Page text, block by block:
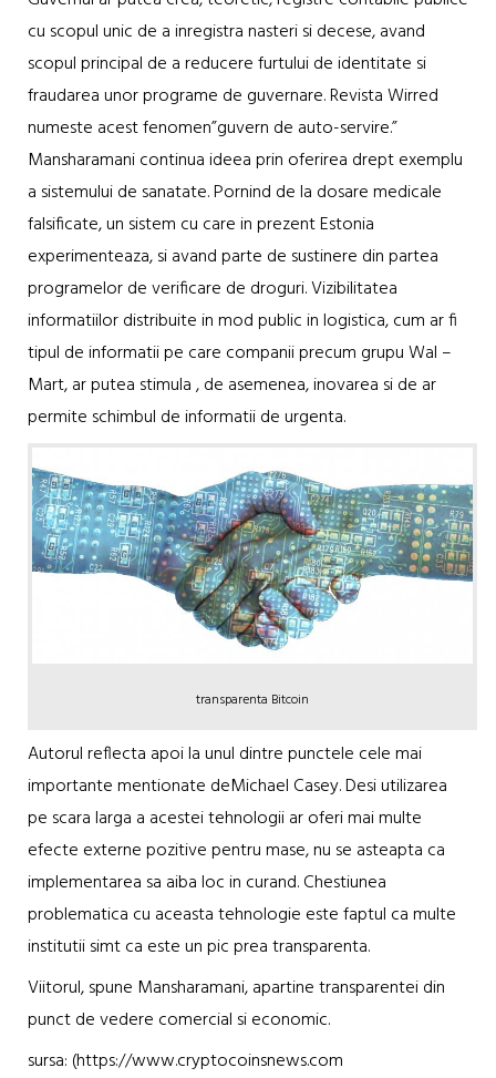
cu scopul unic de a inregistra nasteri si decese, avand
scopul principal de a reducere furtului de identitate si
fraudarea unor programe de guvernare. Revista Wirred
numeste acest fenomen”guvern de auto-servire.”
Mansharamani continua ideea prin oferirea drept exemplu
a sistemului de sanatate. Pornind de la dosare medicale
falsificate, un sistem cu care in prezent Estonia
experimenteaza, si avand parte de sustinere din partea
programelor de verificare de droguri. Vizibilitatea
informatiilor distribuite in mod public in logistica, cum ar fi
tipul de informatii pe care companii precum grupu Wal –
Mart, ar putea stimula , de asemenea, inovarea si de ar
permite schimbul de informatii de urgenta.
transparenta Bitcoin
Autorul reflecta apoi la unul dintre punctele cele mai
importante mentionate deMichael Casey. Desi utilizarea
pe scara larga a acestei tehnologii ar oferi mai multe
efecte externe pozitive pentru mase, nu se asteapta ca
implementarea sa aiba loc in curand. Chestiunea
problematica cu aceasta tehnologie este faptul ca multe
institutii simt ca este un pic prea transparenta.
Viitorul, spune Mansharamani, apartine transparentei din
punct de vedere comercial si economic.
sursa: (https://www.cryptocoinsnews.com